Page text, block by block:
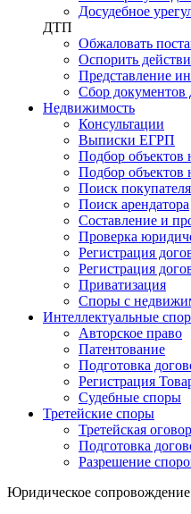
Досудебное
ДТП
Обжаловать
Оспорить
Представление
Сбор документов
Недвижимость
Консультации
Выписки ЕГРП
Подбор объектов
Подбор объектов
Поиск покупателя
Поиск арендатора
Составление и
Проверка
Регистрация
Регистрация
Приватизация
Cпоры с
Интеллектуальные
Авторское право
Патентование
Подготовка
Регистрация
Судебные споры
Третейские споры
Третейская
Подготовка
Разрешение
Юридическое сопровождение